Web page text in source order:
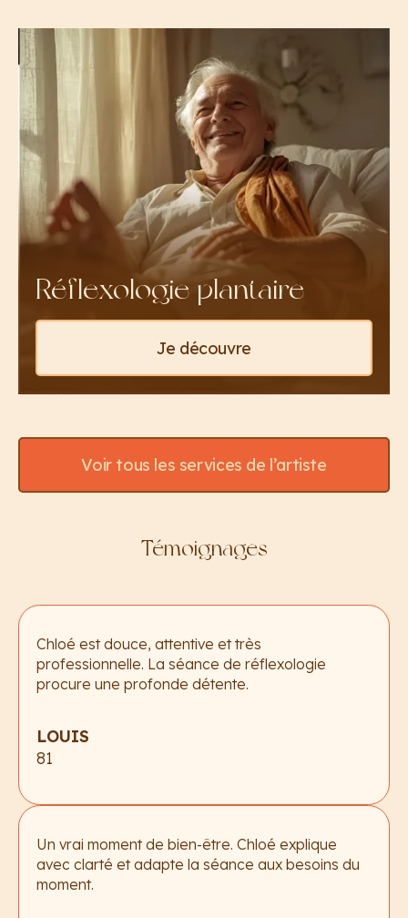
Réflexologie plantaire
Je découvre
Voir tous les services de l’artiste
Témoignages
Chloé est douce, attentive et très
professionnelle. La séance de réflexologie
procure une profonde détente.
LOUIS
81
Un vrai moment de bien-être. Chloé explique
avec clarté et adapte la séance aux besoins du
moment.